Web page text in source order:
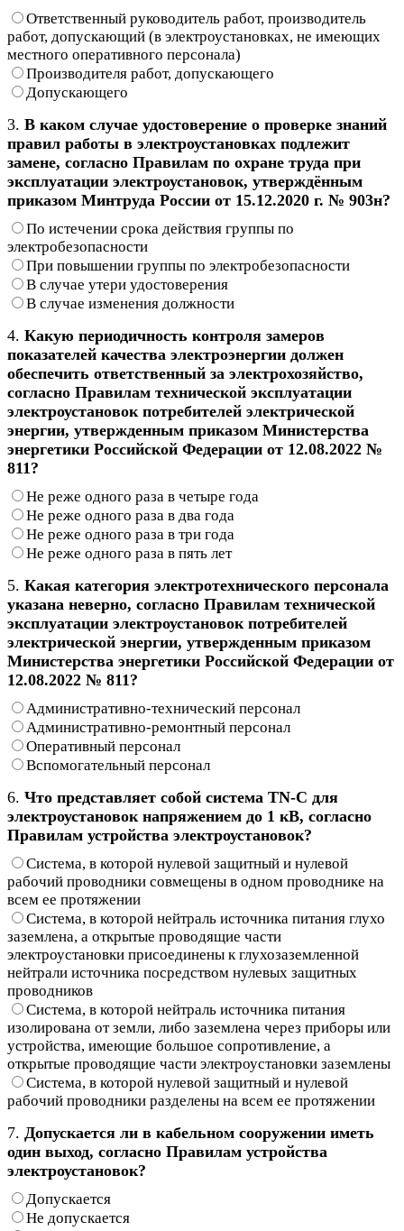
Ответственный руководитель работ, производитель
работ, допускающий (в электроустановках, не имеющих
местного оперативного персонала)
Производителя работ, допускающего
Допускающего
3. В каком случае удостоверение о проверке знаний
правил работы в электроустановках подлежит
замене, согласно Правилам по охране труда при
эксплуатации электроустановок, утверждённым
приказом Минтруда России от 15.12.2020 г. № 903н?
По истечении срока действия группы по
электробезопасности
При повышении группы по электробезопасности
В случае утери удостоверения
В случае изменения должности
4. Какую периодичность контроля замеров
показателей качества электроэнергии должен
обеспечить ответственный за электрохозяйство,
согласно Правилам технической эксплуатации
электроустановок потребителей электрической
энергии, утвержденным приказом Министерства
энергетики Российской Федерации от 12.08.2022 №
811?
Не реже одного раза в четыре года
Не реже одного раза в два года
Не реже одного раза в три года
Не реже одного раза в пять лет
5. Какая категория электротехнического персонала
указана неверно, согласно Правилам технической
эксплуатации электроустановок потребителей
электрической энергии, утвержденным приказом
Министерства энергетики Российской Федерации от
12.08.2022 № 811?
Административно-технический персонал
Административно-ремонтный персонал
Оперативный персонал
Вспомогательный персонал
6. Что представляет собой система TN-C для
электроустановок напряжением до 1 кВ, согласно
Правилам устройства электроустановок?
Система, в которой нулевой защитный и нулевой
рабочий проводники совмещены в одном проводнике на
всем ее протяжении
Система, в которой нейтраль источника питания глухо
заземлена, а открытые проводящие части
электроустановки присоединены к глухозаземленной
нейтрали источника посредством нулевых защитных
проводников
Система, в которой нейтраль источника питания
изолирована от земли, либо заземлена через приборы или
устройства, имеющие большое сопротивление, а
открытые проводящие части электроустановки заземлены
Система, в которой нулевой защитный и нулевой
рабочий проводники разделены на всем ее протяжении
7. Допускается ли в кабельном сооружении иметь
один выход, согласно Правилам устройства
электроустановок?
Допускается
Не допускается